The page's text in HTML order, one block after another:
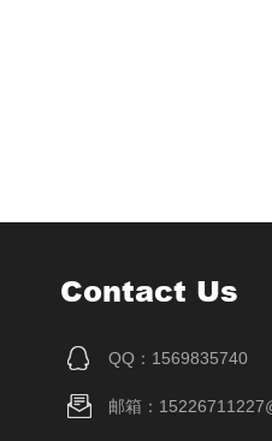
Contact Us
QQ：1569835740
邮箱：